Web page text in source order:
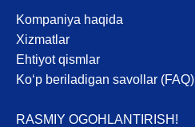
Kompaniya haqida
Xizmatlar
Ehtiyot qismlar
Ko‘p beriladigan savollar (FAQ)
RASMIY OGOHLANTIRISH!